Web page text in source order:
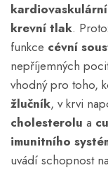
krevní tlak.
funkce cévní
nepříjemných
vhodný pro toho,
žlučník, v krvi
cholesterolu a
imunitního
uvádí schopnost